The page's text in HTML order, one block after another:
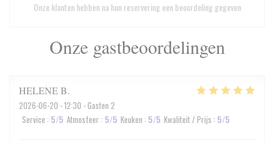
Onze gastbeoordelingen
HELENEB
2026-06-20 - 12:30 - Gasten 2
Service : 5/5 Atmosfeer : 5/5 Keuken : 5/5 Kwaliteit / Prijs : 5/5
Onze klanten hebben na hun reservering een beoordeling gegeven